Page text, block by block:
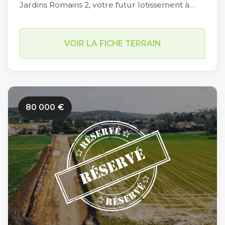
Jardins Romains 2, votre futur lotissement à
travaux de viabilisation des Jardins Romains 2
n’ont pas encore débuté. Limitrophe à la
commune du Passage et à proximité du
centre-ville d’Agen (en moins de 10 minutes en
voiture par le Pont de Pierre), sa situation
géographique est idéale sur l’agglomération
agenaise. Parmi ses autres atouts, sa proximité
immédiate avec le centre scolaire d’Estillac
(600m) et avec le collège Théophile de Viau
VOIR LA FICHE TERRAIN
80 000 €